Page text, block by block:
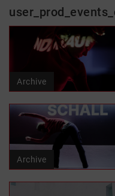
Archive
Archive